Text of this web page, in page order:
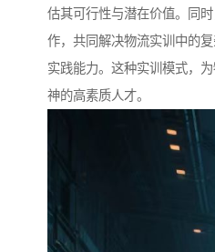
估其可行性与潜在价值。同
作，共同解决物流实训中的
实践能力。这种实训模式，
神的高素质人才。